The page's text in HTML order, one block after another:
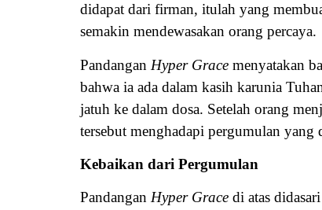
didapat dari firman, itulah yang
semakin mendewasakan orang percaya.
Pandangan Hyper Grace menyatakan
bahwa ia ada dalam kasih karunia
jatuh ke dalam dosa. Setelah orang
tersebut menghadapi pergumulan yang
Kebaikan dari Pergumulan
Pandangan Hyper Grace di atas